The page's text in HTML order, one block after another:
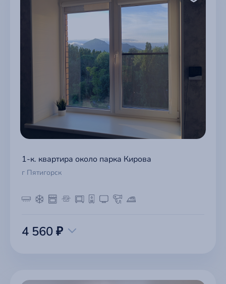
1-к. квартира около парка Кирова
г Пятигорск
4 560 ₽